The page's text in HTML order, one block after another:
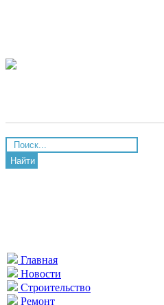
Найти
Главная
Новости
Строительство
Ремонт